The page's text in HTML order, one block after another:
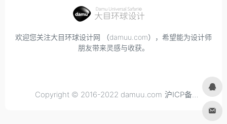
欢迎您关注大目环球设计网 （damuu.com），希望能为设计师
朋友带来灵感与收获。
Copyright © 2016-2022 damuu.com 沪ICP备